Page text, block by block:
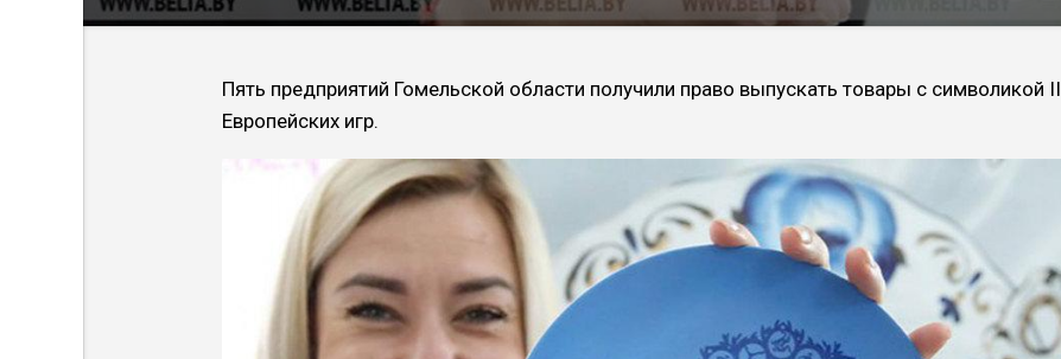
Пять предприятий Гомельской области получили право выпускать товары с символикой II
Европейских игр.